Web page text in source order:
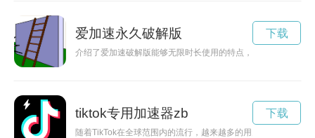
爱加速永久破解版
介绍了爱加速破解版能够无限时长使用的特点，为用户提供更便
下载
tiktok专用加速器zb
随着TikTok在全球范围内的流行，越来越多的用户开始关注视
下载